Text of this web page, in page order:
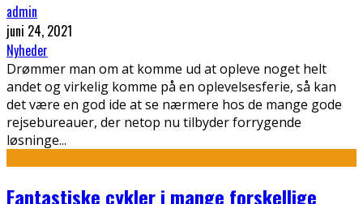
admin
juni 24, 2021
Nyheder
Drømmer man om at komme ud at opleve noget helt
andet og virkelig komme på en oplevelsesferie, så kan
det være en god ide at se nærmere hos de mange gode
rejsebureauer, der netop nu tilbyder forrygende
løsninge...
Fantastiske cykler i mange forskellige